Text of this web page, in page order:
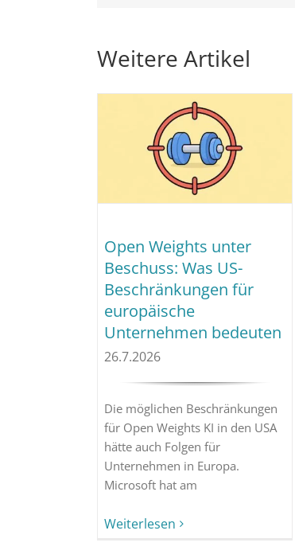
Weitere Artikel
Open Weights unter
Beschuss: Was US-
Beschränkungen für
europäische
Unternehmen bedeuten
26.7.2026
Die möglichen Beschränkungen
für Open Weights KI in den USA
hätte auch Folgen für
Unternehmen in Europa.
Microsoft hat am
Weiterlesen